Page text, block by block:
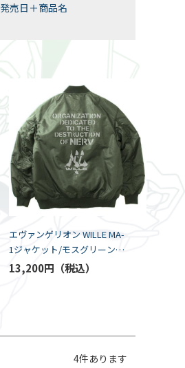
発売日＋商品名
エヴァンゲリオン WILLE MA-
1ジャケット/モスグリーン
（COSPA)
13,200円
4件あります